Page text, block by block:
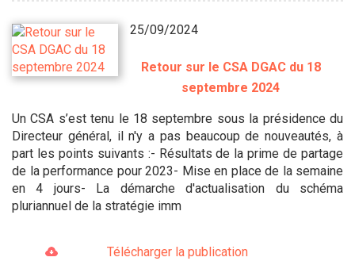
25/09/2024
Retour sur le CSA DGAC du 18
septembre 2024
Un CSA s’est tenu le 18 septembre sous la présidence du
Directeur général, il n'y a pas beaucoup de nouveautés, à
part les points suivants :- Résultats de la prime de partage
de la performance pour 2023- Mise en place de la semaine
en 4 jours- La démarche d'actualisation du schéma
pluriannuel de la stratégie imm
Télécharger la publication